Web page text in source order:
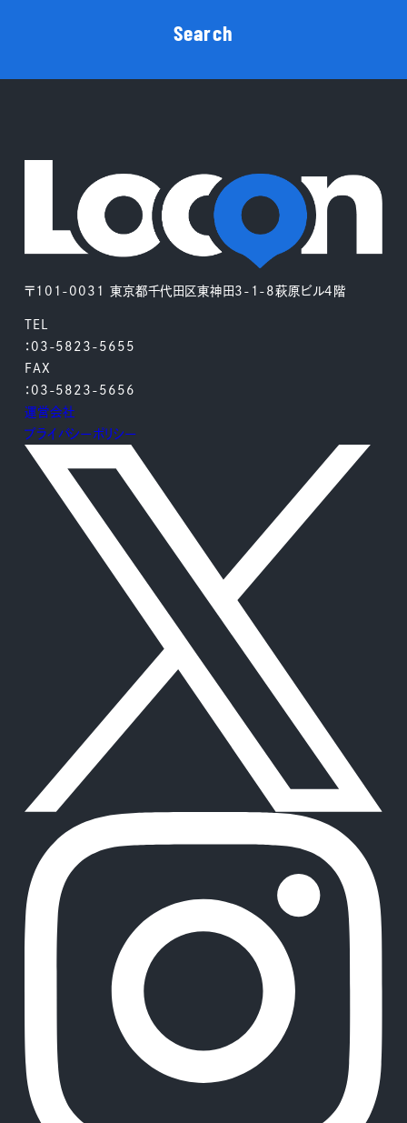
〒101-0031 東京都千代田区東神田3-1-8萩原ビル4階
TEL
：03-5823-5655
FAX
：03-5823-5656
運営会社
プライバシーポリシー
Search